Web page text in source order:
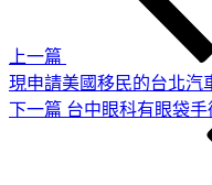
上一篇
現申請美國移民的台北汽
下
下一篇 台中眼科有眼袋